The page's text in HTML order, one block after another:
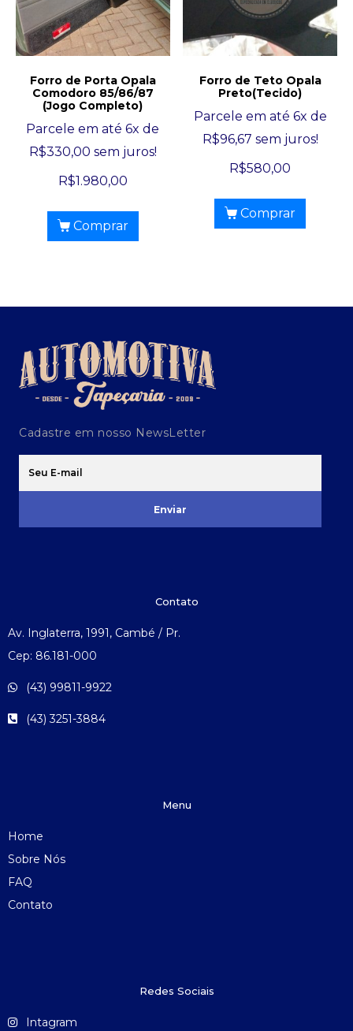
Forro de Porta Opala
Comodoro 85/86/87
(Jogo Completo)
Parcele em até 6x de
R$330,00 sem juros!
R$1.980,00
Comprar
Forro de Teto Opala
Preto(Tecido)
Parcele em até 6x de
R$96,67 sem juros!
R$580,00
Comprar
Cadastre em nosso NewsLetter
Enviar
Contato
Av. Inglaterra, 1991, Cambé / Pr.
Cep: 86.181-000
(43) 99811-9922
(43) 3251-3884
Menu
Home
Sobre Nós
FAQ
Contato
Redes Sociais
Intagram